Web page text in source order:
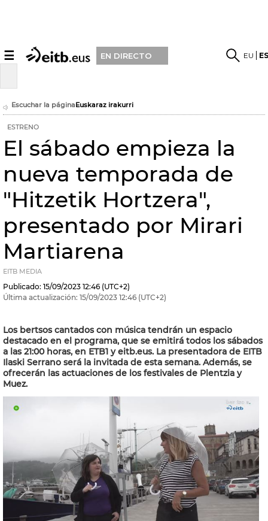
☰ EN DIRECTO EU
Escuchar la páginaEuskaraz irakurri
ESTRENO
El sábado empieza la
nueva temporada de
"Hitzetik Hortzera",
presentado por Mirari
Martiarena
EITB MEDIA
Publicado: 15/09/2023 12:46 (UTC+2)
Última actualización: 15/09/2023 12:46 (UTC+2)
Los bertsos cantados con música tendrán un espacio
destacado en el programa, que se emitirá todos los sábados
a las 21:00 horas, en ETB1 y eitb.eus. La presentadora de EITB
Ilaski Serrano será la invitada de esta semana. Además, se
ofrecerán las actuaciones de los festivales de Plentzia y
Muez.